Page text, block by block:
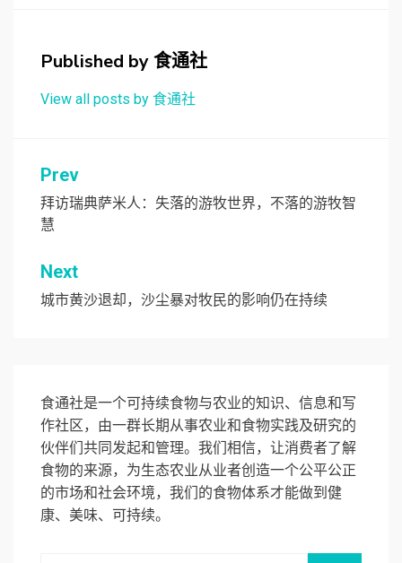
Published by食通社
View all posts by 食通社
文
章
导
航
Prev
拜访瑞典萨米人：失落的游牧世界，不落的游牧智
慧
Next
城市黄沙退却，沙尘暴对牧民的影响仍在持续
食通社是一个可持续食物与农业的知识、信息和写
作社区，由一群长期从事农业和食物实践及研究的
伙伴们共同发起和管理。我们相信，让消费者了解
食物的来源，为生态农业从业者创造一个公平公正
的市场和社会环境，我们的食物体系才能做到健
康、美味、可持续。